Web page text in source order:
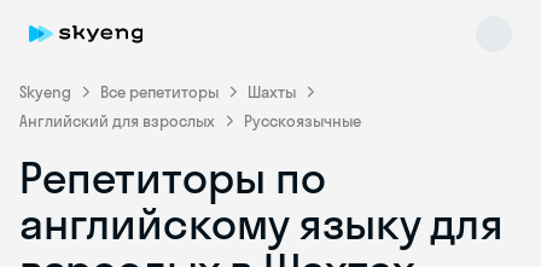
Skyeng Все репетиторы
Шахты
Английский для взрослых
Русскоязычные
Репетиторы по
английскому языку для